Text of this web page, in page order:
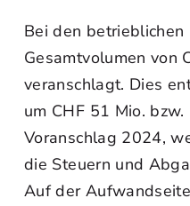
Bei den
Gesamtvolumen von
veranschlagt. Dies
um CHF 51 Mio.
Voranschlag 2024,
die Steuern und
Auf der